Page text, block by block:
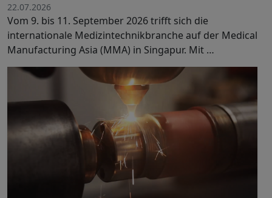
22.07.2026
Vom 9. bis 11. September 2026 trifft sich die
internationale Medizintechnikbranche auf der Medical
Manufacturing Asia (MMA) in Singapur. Mit …